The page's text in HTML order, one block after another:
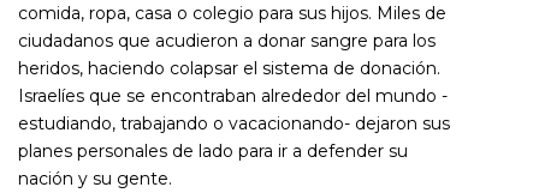
comida, ropa, casa o colegio para sus hijos. Miles de
ciudadanos que acudieron a donar sangre para los
heridos, haciendo colapsar el sistema de donación.
Israelíes que se encontraban alrededor del mundo -
estudiando, trabajando o vacacionando- dejaron sus
planes personales de lado para ir a defender su
nación y su gente.